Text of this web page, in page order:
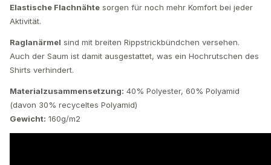
Elastische Flachnähte sorgen für noch mehr Komfort bei jeder
Aktivität.
Raglanärmel sind mit breiten Rippstrickbündchen versehen.
Auch der Saum ist damit ausgestattet, was ein Hochrutschen des
Shirts verhindert.
Materialzusammensetzung: 40% Polyester, 60% Polyamid
(davon 30% recyceltes Polyamid)
Gewicht: 160g/m2